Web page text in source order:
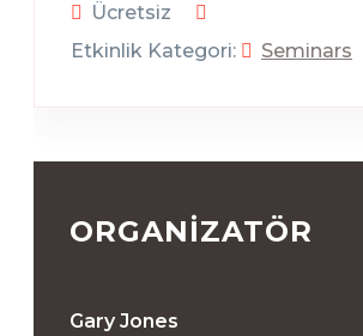
Ücretsiz
Etkinlik Kategori:
Seminars
ORGANIZATÖR
Gary Jones